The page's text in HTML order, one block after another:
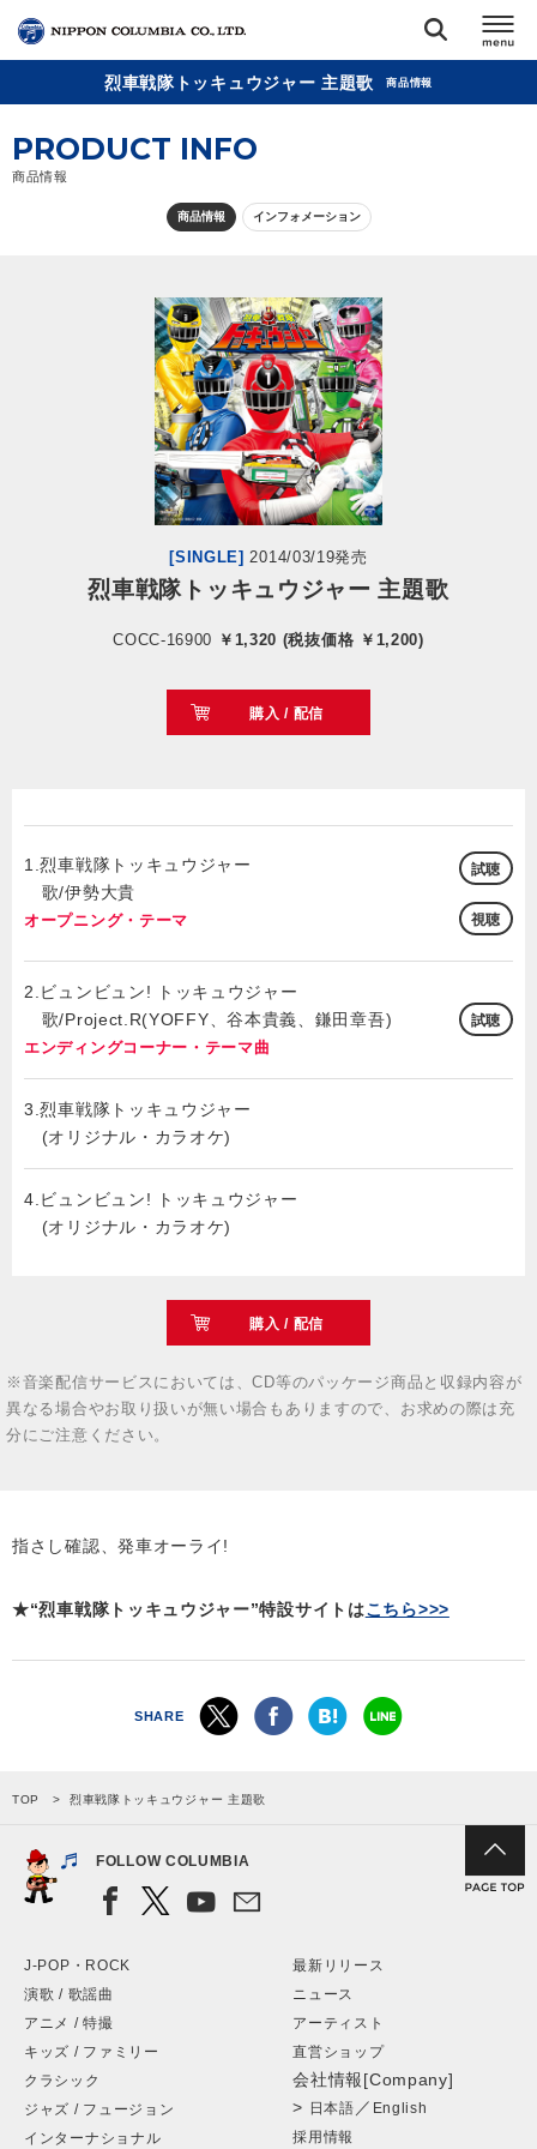
リリース
会社情報
烈車戦隊トッキュウジャー 主題歌 商品情報
PRODUCT INFO
商品情報
商品情報 インフォメーション
[SINGLE] 2014/03/19発売
烈車戦隊トッキュウジャー 主題歌
COCC-16900 ￥1,320 (税抜価格 ￥1,200)
購入 / 配信
1.烈車戦隊トッキュウジャー
歌/伊勢大貴
オープニング・テーマ
試聴
視聴
2.ビュンビュン! トッキュウジャー
歌/Project.R(YOFFY、谷本貴義、鎌田章吾)
エンディングコーナー・テーマ曲
試聴
3.烈車戦隊トッキュウジャー
(オリジナル・カラオケ)
4.ビュンビュン! トッキュウジャー
(オリジナル・カラオケ)
購入 / 配信
※音楽配信サービスにおいては、CD等のパッケージ商品と収録内容が
異なる場合やお取り扱いが無い場合もありますので、お求めの際は充
分にご注意ください。
指さし確認、発車オーライ!
★“烈車戦隊トッキュウジャー”特設サイトはこちら>>>
SHARE
TOP 烈車戦隊トッキュウジャー 主題歌
FOLLOW COLUMBIA
J-POP・ROCK
演歌 / 歌謡曲
アニメ / 特撮
キッズ / ファミリー
クラシック
ジャズ / フュージョン
インターナショナル
最新リリース
ニュース
アーティスト
直営ショップ
会社情報[Company]
> 日本語 ／ English
採用情報